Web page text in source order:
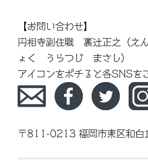
【お問い合わせ】
円相寺副住職 裏辻正之（え
ょく うらつじ まさし）
アイコンをポチると各SNS
〒811-0213 福岡市東区和